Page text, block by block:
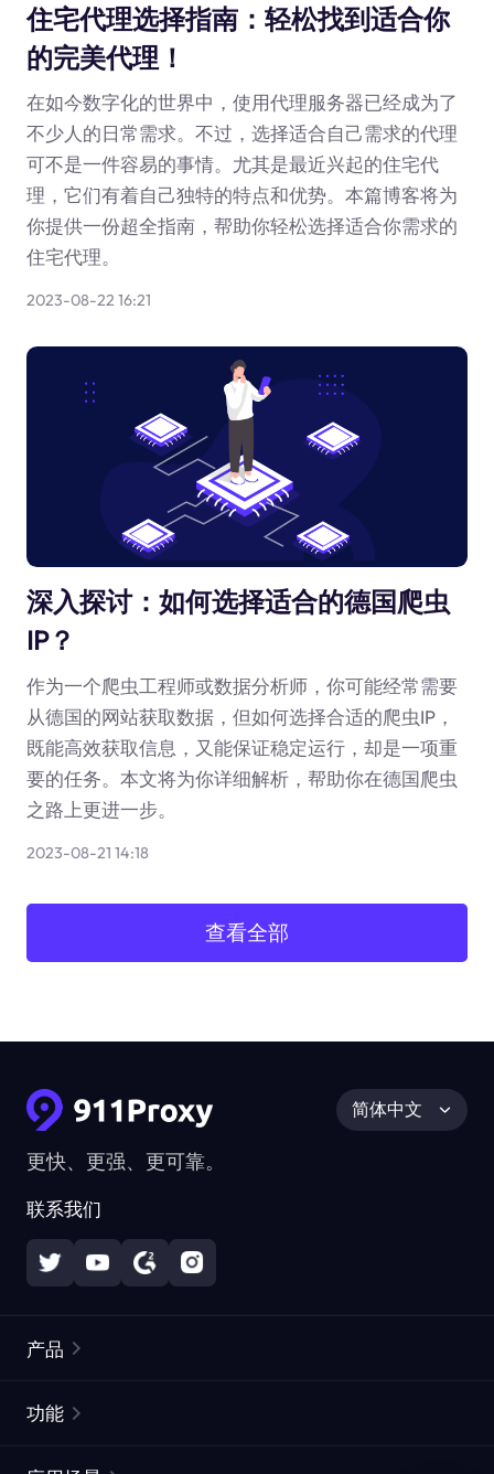
住宅代理选择指南：轻松找到适合你
的完美代理！
在如今数字化的世界中，使用代理服务器已经成为了
不少人的日常需求。不过，选择适合自己需求的代理
可不是一件容易的事情。尤其是最近兴起的住宅代
理，它们有着自己独特的特点和优势。本篇博客将为
你提供一份超全指南，帮助你轻松选择适合你需求的
住宅代理。
2023-08-22 16:21
深入探讨：如何选择适合的德国爬虫
IP？
作为一个爬虫工程师或数据分析师，你可能经常需要
从德国的网站获取数据，但如何选择合适的爬虫IP，
既能高效获取信息，又能保证稳定运行，却是一项重
要的任务。本文将为你详细解析，帮助你在德国爬虫
之路上更进一步。
2023-08-21 14:18
查看全部
更快、更强、更可靠。
联系我们
简体中文
产品
功能